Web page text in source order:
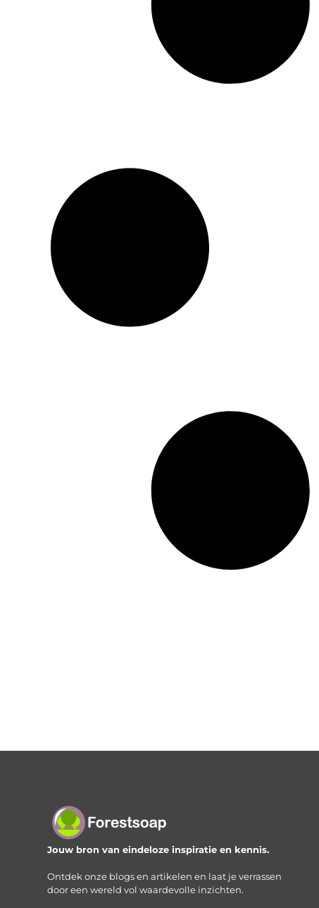
Jouw bron van eindeloze inspiratie en kennis.
Ontdek onze blogs en artikelen en laat je verrassen
door een wereld vol waardevolle inzichten.